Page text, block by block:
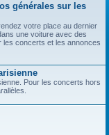
générales sur les
votre place au dernier
une voiture avec des
les concerts et les annonces
Pour les concerts hors